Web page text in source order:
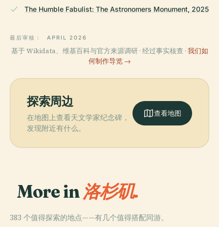
The Humble Fabulist: The Astronomers Monument, 2025
最后审核： APRIL 2026
基于 Wikidata、维基百科与官方来源调研 · 经过事实核查 · 我们如
何制作导览 →
探索周边
在地图上查看天文学家纪念碑，
发现附近有什么。
查看地图
More in洛杉矶.
383 个值得探索的地点——有几个值得搭配同游。